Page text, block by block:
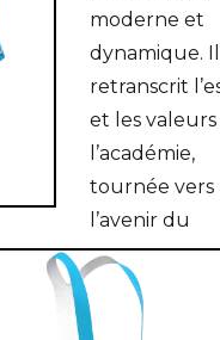
moderne et
dynamique. Il
retranscrit
et les
l’académie,
tournée vers
l’avenir du